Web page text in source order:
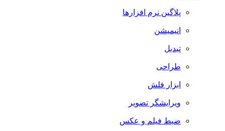
پلاگین نرم افزارها
انیمیشن
تبدیل
طراحی
ابزار فلش
ویرایشگر تصویر
ضبط فيلم و عكس